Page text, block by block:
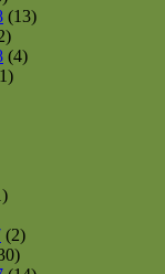
(13)
(4)
(2)